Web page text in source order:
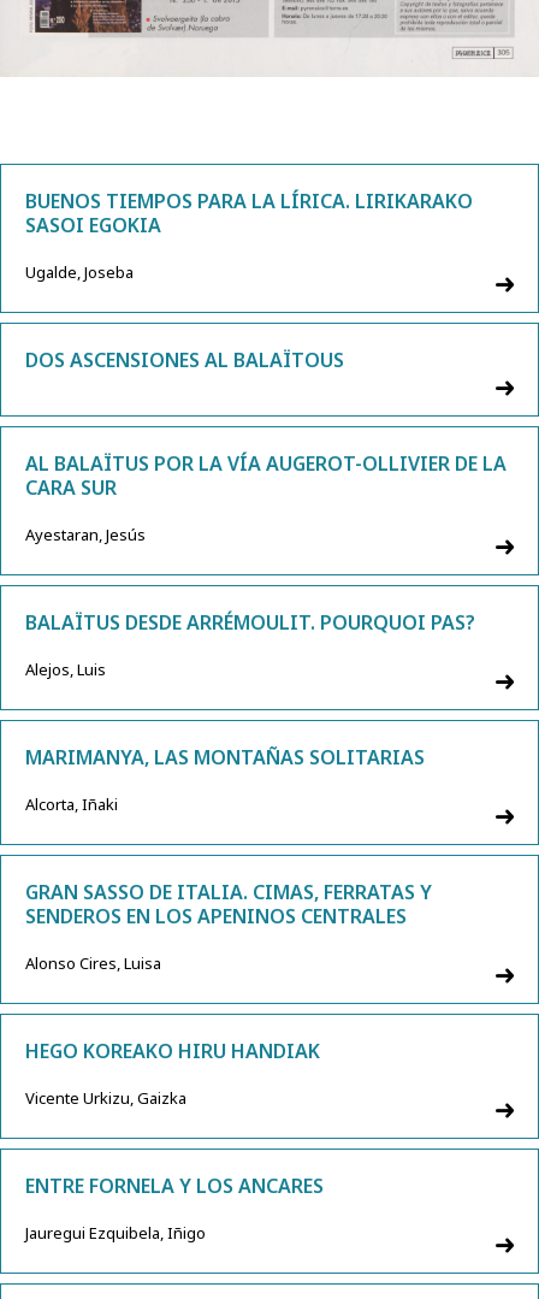
BUENOS TIEMPOS PARA LA LÍRICA. LIRIKARAKO
SASOI EGOKIA
Ugalde, Joseba
DOS ASCENSIONES AL BALAÏTOUS
AL BALAÏTUS POR LA VÍA AUGEROT-OLLIVIER DE LA
CARA SUR
Ayestaran, Jesús
BALAÏTUS DESDE ARRÉMOULIT. POURQUOI PAS?
Alejos, Luis
MARIMANYA, LAS MONTAÑAS SOLITARIAS
Alcorta, Iñaki
GRAN SASSO DE ITALIA. CIMAS, FERRATAS Y
SENDEROS EN LOS APENINOS CENTRALES
Alonso Cires, Luisa
HEGO KOREAKO HIRU HANDIAK
Vicente Urkizu, Gaizka
ENTRE FORNELA Y LOS ANCARES
Jauregui Ezquibela, Iñigo